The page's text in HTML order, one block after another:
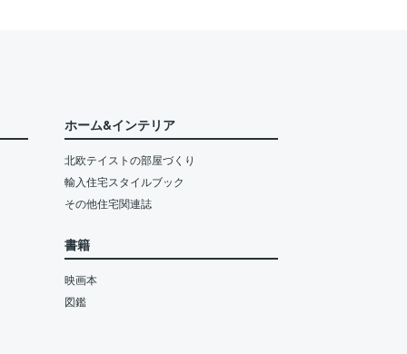
ホーム&インテリア
北欧テイストの部屋づくり
輸入住宅スタイルブック
その他住宅関連誌
書籍
映画本
図鑑